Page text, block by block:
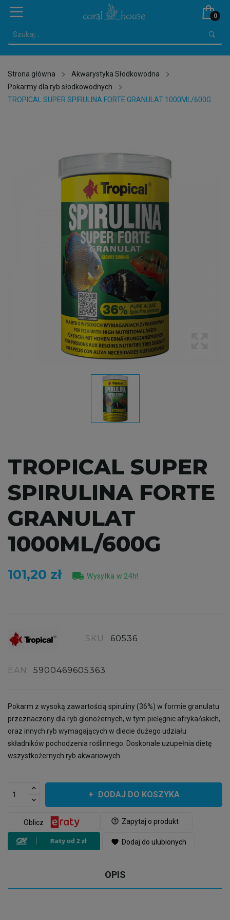
0
Strona główna
Akwarystyka Słodkowodna
Pokarmy dla ryb słodkowodnych
TROPICAL SUPER SPIRULINA FORTE GRANULAT 1000ML/600G
TROPICAL SUPER
SPIRULINA FORTE
GRANULAT
1000ML/600G
101,20 zł local_shipping Wysyłka w 24h!
SKU: 60536
EAN: 5900469605363
Pokarm z wysoką zawartością spiruliny (36%) w formie granulatu
przeznaczony dla ryb glonożernych, w tym pielęgnic afrykańskich,
oraz innych ryb wymagających w diecie dużego udziału
składników pochodzenia roślinnego. Doskonale uzupełnia dietę
wszystkożernych ryb akwariowych.
DODAJ DO KOSZYKA
help_outline Zapytaj o produkt
Oblicz
favorite Dodaj do ulubionych
OPIS